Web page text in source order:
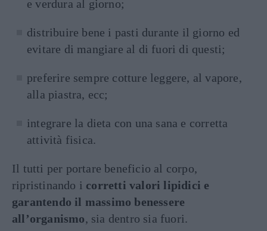
e verdura al giorno;
distribuire bene i pasti durante il giorno ed
evitare di mangiare al di fuori di questi;
preferire sempre cotture leggere, al vapore,
alla piastra, ecc;
integrare la dieta con una sana e corretta
attività fisica.
Il tutti per portare beneficio al corpo,
ripristinando i corretti valori lipidici e
garantendo il massimo benessere
all’organismo, sia dentro sia fuori.